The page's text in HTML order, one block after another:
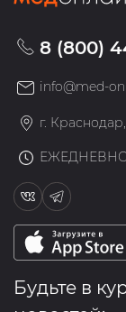
8 (800)
info@med-
г.
ЕЖЕДНЕВНО,
Будьте в